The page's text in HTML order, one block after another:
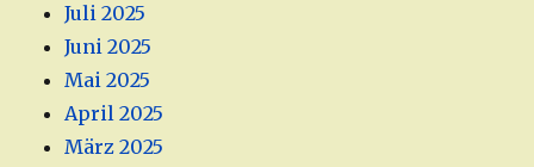
Juli 2025
Juni 2025
Mai 2025
April 2025
März 2025